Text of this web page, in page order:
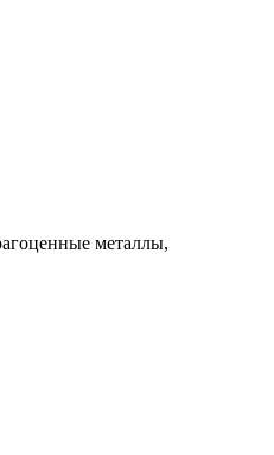
металлы,